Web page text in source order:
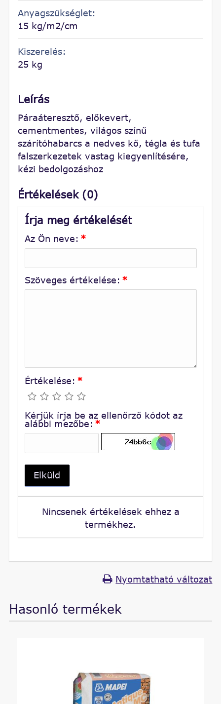
Anyagszükséglet:
15 kg/m2/cm
Kiszerelés:
25 kg
Leírás
Páraáteresztő, előkevert,
cementmentes, világos színű
szárítóhabarcs a nedves kő, tégla és tufa
falszerkezetek vastag kiegyenlítésére,
kézi bedolgozáshoz
Értékelések (0)
Írja meg értékelését
Az Ön neve: *
Szöveges értékelése: *
Értékelése: *
Kérjük írja be az ellenőrző kódot az
alábbi mezőbe: *
Elküld
Nincsenek értékelések ehhez a
termékhez.
Nyomtatható változat
Hasonló termékek